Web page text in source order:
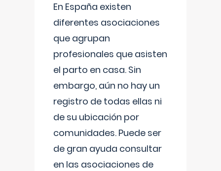
En España existen
diferentes asociaciones
que agrupan
profesionales que asisten
el parto en casa. Sin
embargo, aún no hay un
registro de todas ellas ni
de su ubicación por
comunidades. Puede ser
de gran ayuda consultar
en las asociaciones de